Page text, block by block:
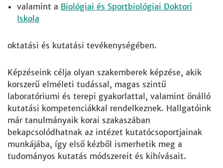
valamint a Biológiai és Sportbiológiai Doktori
Iskola
oktatási és kutatási tevékenységében.
Képzéseink célja olyan szakemberek képzése, akik
korszerű elméleti tudással, magas szintű
laboratóriumi és terepi gyakorlattal, valamint önálló
kutatási kompetenciákkal rendelkeznek. Hallgatóink
már tanulmányaik korai szakaszában
bekapcsolódhatnak az intézet kutatócsoportjainak
munkájába, így első kézből ismerhetik meg a
tudományos kutatás módszereit és kihívásait.